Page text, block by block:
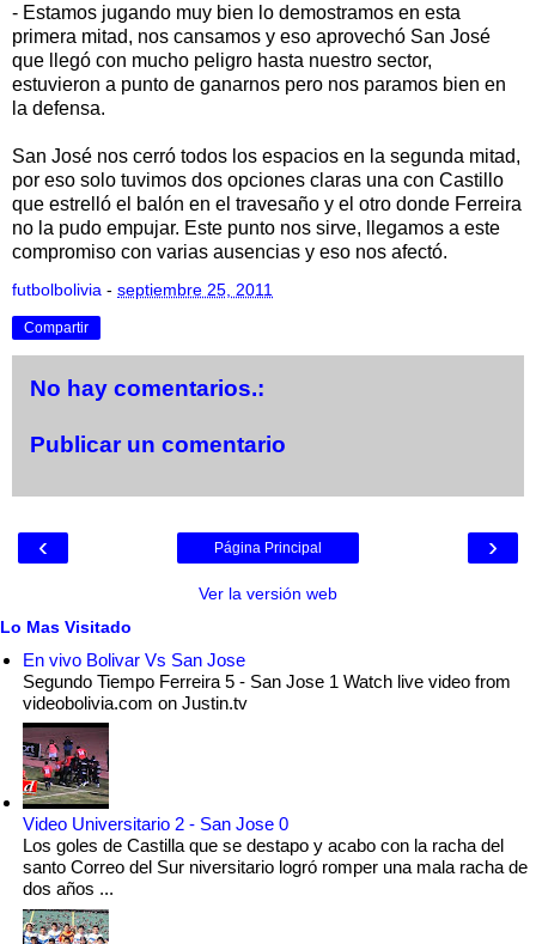
- Estamos jugando muy bien lo demostramos en esta
primera mitad, nos cansamos y eso aprovechó San José
que llegó con mucho peligro hasta nuestro sector,
estuvieron a punto de ganarnos pero nos paramos bien en
la defensa.
San José nos cerró todos los espacios en la segunda mitad,
por eso solo tuvimos dos opciones claras una con Castillo
que estrelló el balón en el travesaño y el otro donde Ferreira
no la pudo empujar. Este punto nos sirve, llegamos a este
compromiso con varias ausencias y eso nos afectó.
futbolbolivia - septiembre 25, 2011
Compartir
No hay comentarios.:
Publicar un comentario
‹ ›
Página Principal
Ver la versión web
Lo Mas Visitado
En vivo Bolivar Vs San Jose
Segundo Tiempo Ferreira 5 - San Jose 1 Watch live video from
videobolivia.com on Justin.tv
Video Universitario 2 - San Jose 0
Los goles de Castilla que se destapo y acabo con la racha del
santo Correo del Sur niversitario logró romper una mala racha de
dos años ...